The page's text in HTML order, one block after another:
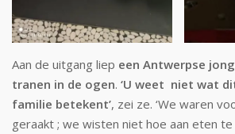
Aan de uitgang liep een Antwerpse
tranen in de ogen. ‘U weet niet wat
familie betekent’, zei ze. ‘We waren
geraakt ; we wisten niet hoe aan eten